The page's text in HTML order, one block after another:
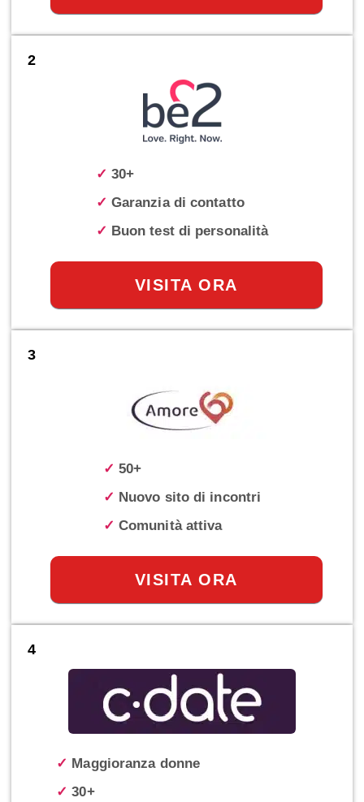
2
✓ 30+
✓ Garanzia di contatto
✓ Buon test di personalità
VISITA ORA
3
✓ 50+
✓ Nuovo sito di incontri
✓ Comunità attiva
VISITA ORA
4
✓ Maggioranza donne
✓ 30+